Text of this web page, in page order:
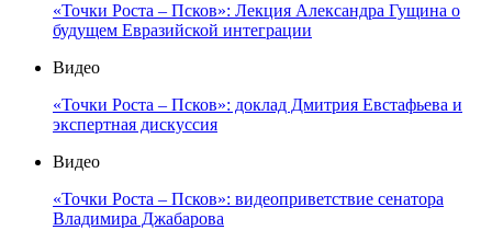
«Точки Роста – Псков»: Лекция Александра Гущина о
будущем Евразийской интеграции
Видео
«Точки Роста – Псков»: доклад Дмитрия Евстафьева и
экспертная дискуссия
Видео
«Точки Роста – Псков»: видеоприветствие сенатора
Владимира Джабарова